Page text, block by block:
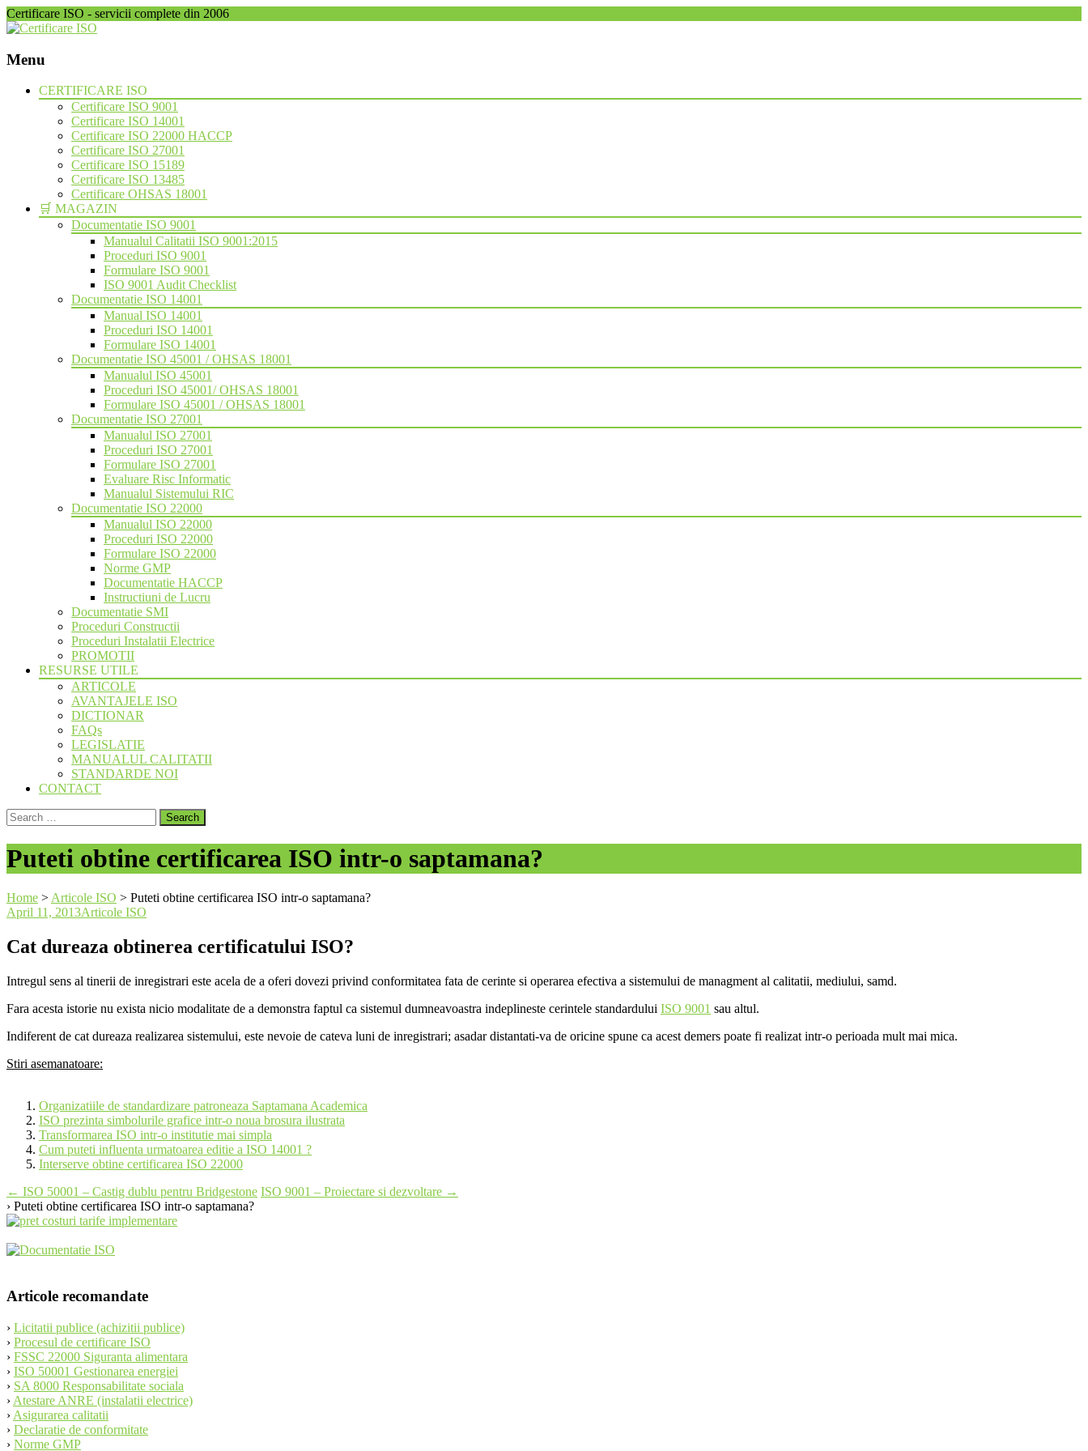
Certificare ISO - servicii complete din 2006
Menu
Skip
CERTIFICARE ISO
Certificare ISO 9001
Certificare ISO 14001
Certificare ISO 22000 HACCP
Certificare ISO 27001
Certificare ISO 15189
Certificare ISO 13485
Certificare OHSAS 18001
🛒 MAGAZIN
Documentatie ISO 9001
Manualul Calitatii ISO 9001:2015
Proceduri ISO 9001
Formulare ISO 9001
ISO 9001 Audit Checklist
Documentatie ISO 14001
Manual ISO 14001
Proceduri ISO 14001
Formulare ISO 14001
Documentatie ISO 45001 / OHSAS 18001
Manualul ISO 45001
Proceduri ISO 45001/ OHSAS 18001
Formulare ISO 45001 / OHSAS 18001
Documentatie ISO 27001
Manualul ISO 27001
Proceduri ISO 27001
Formulare ISO 27001
Evaluare Risc Informatic
Manualul Sistemului RIC
Documentatie ISO 22000
Manualul ISO 22000
Proceduri ISO 22000
Formulare ISO 22000
Norme GMP
Documentatie HACCP
Instructiuni de Lucru
Documentatie SMI
Proceduri Constructii
Proceduri Instalatii Electrice
PROMOTII
RESURSE UTILE
ARTICOLE
AVANTAJELE ISO
DICTIONAR
FAQs
LEGISLATIE
MANUALUL CALITATII
STANDARDE NOI
CONTACT
Search
for:
Puteti obtine certificarea ISO intr-o saptamana?
Home > Articole ISO > Puteti obtine certificarea ISO intr-o saptamana?
April 11, 2013Articole ISO
Cat dureaza obtinerea certificatului ISO?
Intregul sens al tinerii de inregistrari este acela de a oferi dovezi privind conformitatea fata de cerinte si operarea efectiva a sistemului de managment al calitatii, mediului, samd.
Fara acesta istorie nu exista nicio modalitate de a demonstra faptul ca sistemul dumneavoastra indeplineste cerintele standardului ISO 9001 sau altul.
Indiferent de cat dureaza realizarea sistemului, este nevoie de cateva luni de inregistrari; asadar distantati-va de oricine spune ca acest demers poate fi realizat intr-o perioada mult mai mica.
Stiri asemanatoare:
Organizatiile de standardizare patroneaza Saptamana Academica
ISO prezinta simbolurile grafice intr-o noua brosura ilustrata
Transformarea ISO intr-o institutie mai simpla
Cum puteti influenta urmatoarea editie a ISO 14001 ?
Interserve obtine certificarea ISO 22000
Post
navigation
← ISO 50001 – Castig dublu pentru Bridgestone ISO 9001 – Proiectare si dezvoltare →
› Puteti obtine certificarea ISO intr-o saptamana?
Articole recomandate
› Licitatii publice (achizitii publice)
› Procesul de certificare ISO
› FSSC 22000 Siguranta alimentara
› ISO 50001 Gestionarea energiei
› SA 8000 Responsabilitate sociala
› Atestare ANRE (instalatii electrice)
› Asigurarea calitatii
› Declaratie de conformitate
› Norme GMP